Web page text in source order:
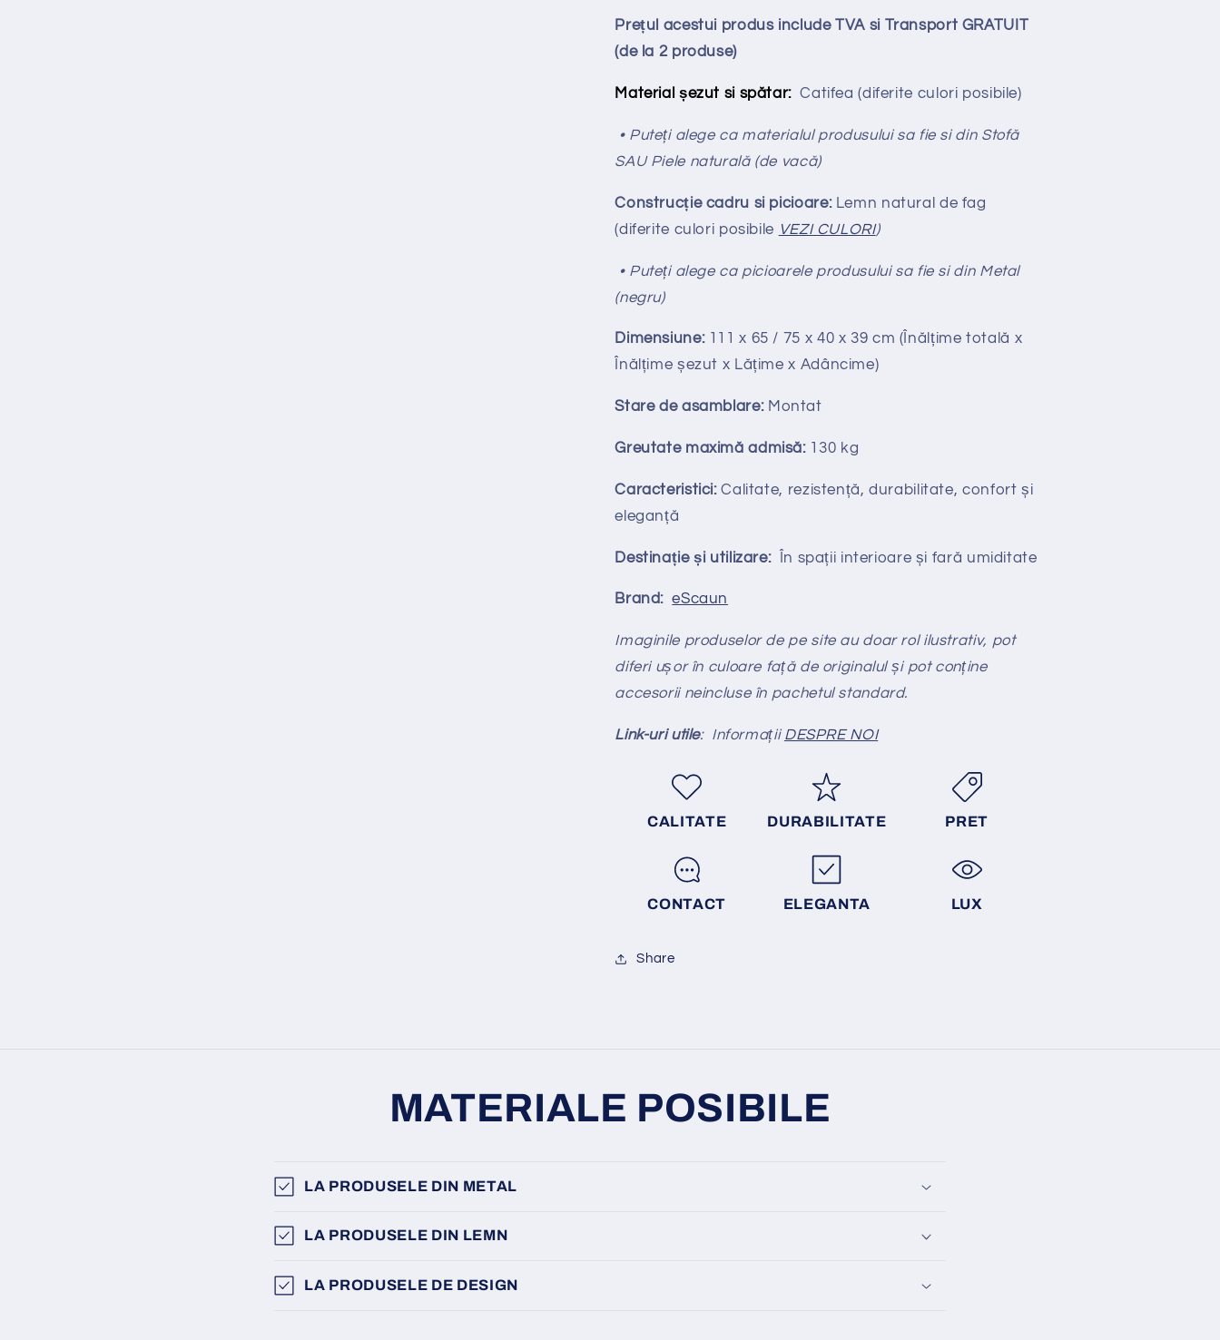
Prețul acestui produs include TVA si Transport GRATUIT
(de la 2 produse)
Material șezut si spătar: Catifea(diferite culori posibile)
• Puteți alege ca materialul produsului sa fie si din Stofă
SAU Piele naturală (de vacă)
Construcție cadru si picioare:Lemn natural de fag
(diferite culori posibile VEZI CULORI)
• Puteți alege ca picioarele produsului sa fie si din Metal
(negru)
Dimensiune:111 x 65 / 75 x 40 x 39 cm (Înălțime totală x
Înălțime șezut x Lățime x Adâncime)
Stare de asamblare: Montat
Greutate maximă admisă: 130 kg
Caracteristici:Calitate, rezistență, durabilitate, confort și
eleganță
Destinație și utilizare:În spații interioare și fară umiditate
Brand:eScaun
Imaginile produselor de pe site au doar rol ilustrativ, pot
diferi ușor în culoare față de originalul și pot conține
accesorii neincluse în pachetul standard.
Link-uri utile: Informații DESPRE NOI
CALITATE DURABILITATE PRET
CONTACT ELEGANTA LUX
Share
MATERIALE POSIBILE
LA PRODUSELE DIN METAL
LA PRODUSELE DIN LEMN
LA PRODUSELE DE DESIGN